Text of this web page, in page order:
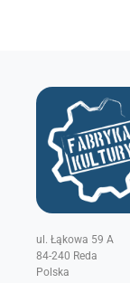
ul. Łąkowa 59 A
84-240 Reda
Polska